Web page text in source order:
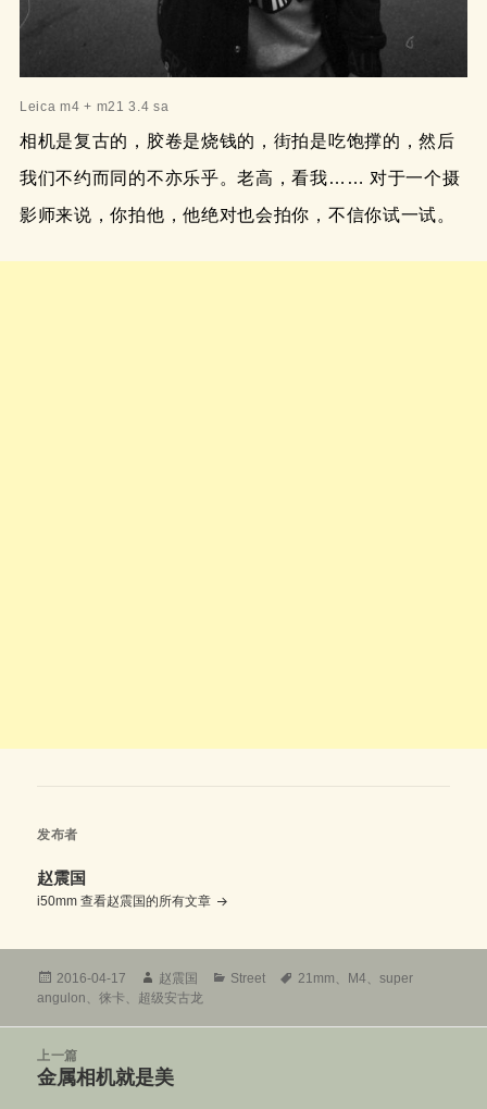
Leica m4 + m21 3.4 sa
相机是复古的，胶卷是烧钱的，街拍是吃饱撑的，然后
我们不约而同的不亦乐乎。老高，看我…… 对于一个摄
影师来说，你拍他，他绝对也会拍你，不信你试一试。
发布者
赵震国
i50mm查看赵震国的所有文章
发
布
2016-04-17
作
者
赵震国
分
Street
标
21mm M4 、super
angulon
、徕卡 超级安古龙
上一篇
上
金属相机就是美